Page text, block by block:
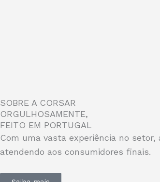
SOBRE A CORSAR
ORGULHOSAMENTE,
FEITO EM PORTUGAL
Com uma vasta experiência no
atendendo aos consumidores finais.